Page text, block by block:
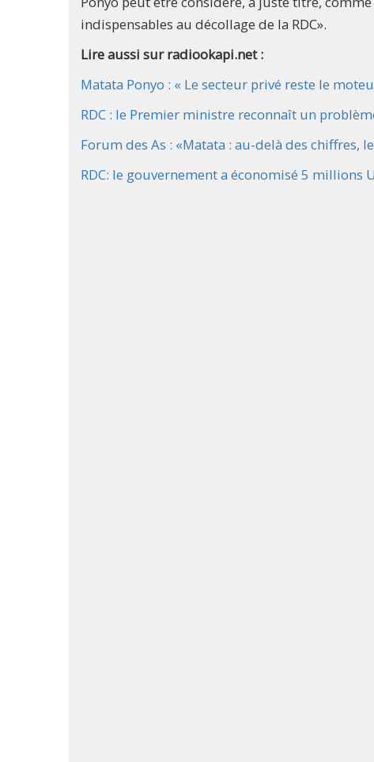
indispensables au décollage de la RDC».
Lire aussi sur radiookapi.net :
Matata Ponyo : « Le secteur privé reste le
RDC : le Premier ministre reconnaît un
Forum des As : «Matata : au-delà des chiffres,
RDC: le gouvernement a économisé 5 millions